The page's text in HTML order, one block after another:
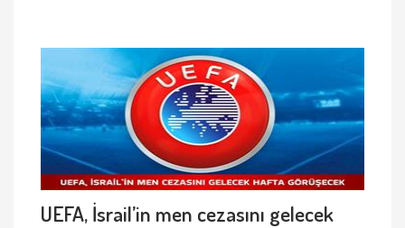
UEFA, İsrail’in men cezasını gelecek